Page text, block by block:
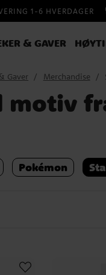
1-6 HVERDAGER
& GAVER
Gaver Merchandise
motiv
Pokémon